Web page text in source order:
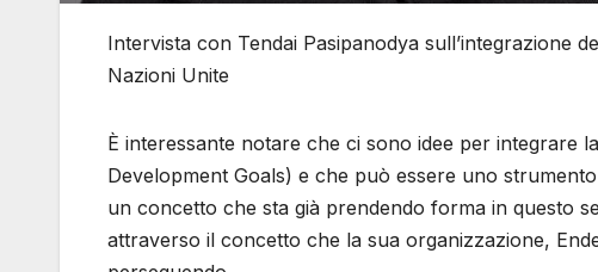
Intervista con Tendai Pasipanodya sull’integrazione
Nazioni Unite
È interessante notare che ci sono idee per integrare
Development Goals) e che può essere uno
un concetto che sta già prendendo forma in questo
attraverso il concetto che la sua organizzazione,